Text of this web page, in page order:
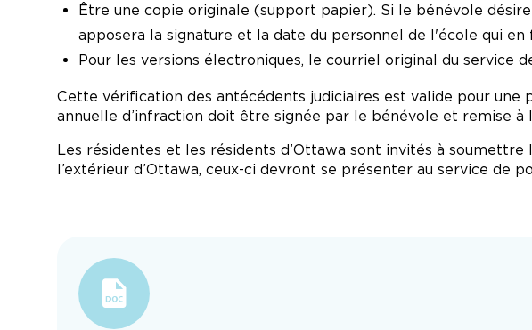
Être une copie originale (support papier). Si le bénévole
apposera la signature et la date du personnel de l'école qui en
Pour les versions électroniques, le courriel original du service
Cette vérification des antécédents judiciaires est valide pour une
annuelle d’infraction doit être signée par le bénévole et remise à
Les résidentes et les résidents d’Ottawa sont invités à soumettre
l’extérieur d’Ottawa, ceux-ci devront se présenter au service de